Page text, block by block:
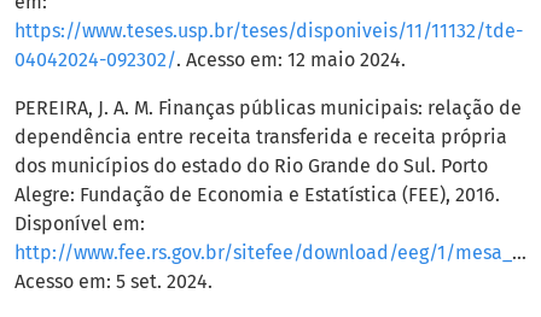
https://www.teses.usp.br/teses/disponiveis/11/11132/tde-
04042024-092302/. Acesso em: 12 maio 2024.
PEREIRA, J. A. M. Finanças públicas municipais: relação de
dependência entre receita transferida e receita própria
dos municípios do estado do Rio Grande do Sul. Porto
Alegre: Fundação de Economia e Estatística (FEE), 2016.
Disponível em:
http://www.fee.rs.gov.br/sitefee/download/eeg/1/mesa_9_pereira.pdf
Acesso em: 5 set. 2024.